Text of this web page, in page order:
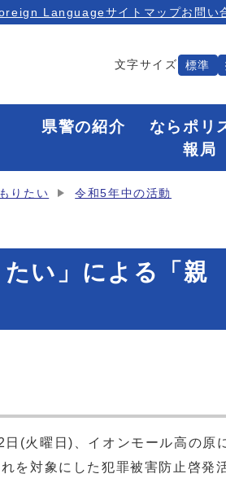
Languageサイトマップお問い
文字サイズ 標準
県警の紹介
ならポリ
報局
りたい 令和5年中の活動
い」による「親
(火曜日)、イオンモール高の原
を対象にした犯罪被害防止啓発